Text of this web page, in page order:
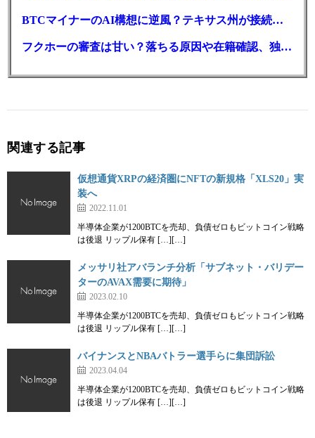
BTCマイナーのAI構想に逆風？テキサス州が接続審査を厳格化
フクホーの審査は甘い？落ちる原因や在籍確認、独自の方式を徹底解説
関連する記事
仮想通貨XRPの経済圏にNFTの新規格「XLS20」実
装へ
2022.11.01
半導体企業が1200BTCを売却、負債ゼロもビットコイン戦略
は後退 リップル保有 […][…]
メッサリ社アバランチ分析「サブネット・バリデー
ターのAVAX需要に期待」
2023.02.10
半導体企業が1200BTCを売却、負債ゼロもビットコイン戦略
は後退 リップル保有 […][…]
バイナンスとNBAバトラー選手らに集団訴訟
2023.04.04
半導体企業が1200BTCを売却、負債ゼロもビットコイン戦略
は後退 リップル保有 […][…]